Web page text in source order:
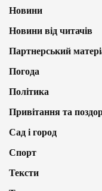
Новини
Новини від читачів
Партнерський
Погода
Політика
Привітання та
Сад і город
Спорт
Тексти